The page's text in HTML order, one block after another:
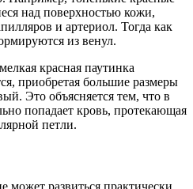
над поверхностью кожи,
и артериол. Тогда как
из венул.
красная паутинка
приобретая большие размеры
Это объясняется тем, что в
попадает кровь, протекающая
петли.
может развиться практически